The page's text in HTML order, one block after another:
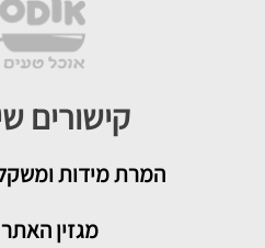
קישורים
המרת מידות ומשקל
מגזין